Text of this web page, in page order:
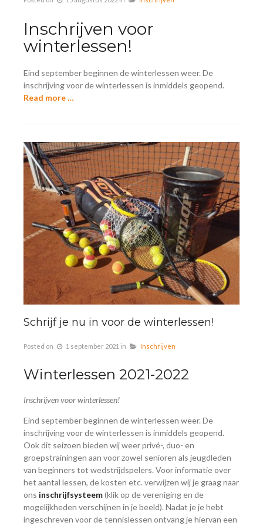
Inschrijven voor
winterlessen!
Eind september beginnen de winterlessen weer. De
inschrijving voor de winterlessen is inmiddels geopend.
Read more …
Schrijf je nu in voor de winterlessen!
Posted on 1 september 2021 in Inschrijven
Winterlessen 2021-2022
Inschrijven voor winterlessen!
Eind september beginnen de winterlessen weer. De
inschrijving voor de winterlessen is inmiddels geopend.
Ook dit seizoen bieden wij weer privé-, duo- en
groepstrainingen aan voor zowel senioren als jeugdleden
van beginners tot wedstrijdspelers. Voor informatie over
het aantal lessen, de kosten etc. verwijzen wij je graag naar
ons inschrijfsysteem(klik op de vereniging en de
mogelijkheden verschijnen in je beeld). Nadat je je hebt
ingeschreven voor de tennislessen ontvang je hiervan een